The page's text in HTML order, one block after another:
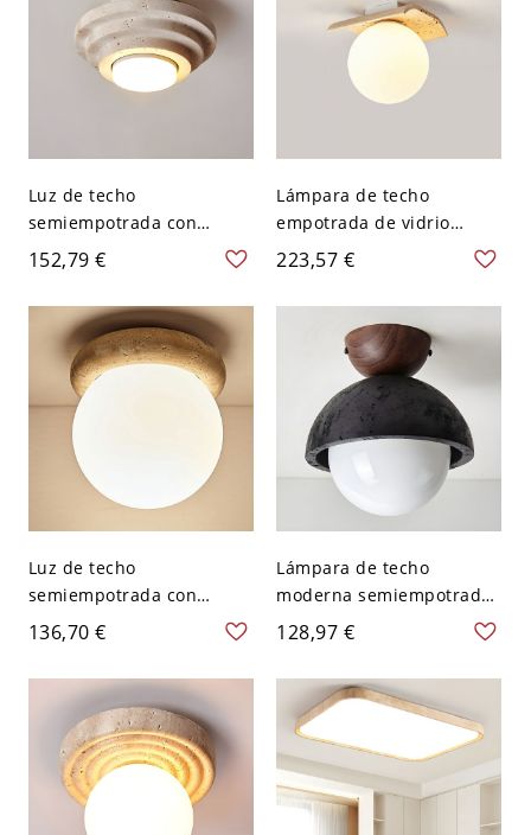
Luz de techo
semiempotrada con
círculo de piedra caqui y
pantalla de piedra blanca
- Estilo asiático - 110 A
120 V
152,79 €
Lámpara de techo
empotrada de vidrio
blanco con globo de
mármol caqui y material
de piedra - 110 A 120 V
17,78 cm
223,57 €
Luz de techo
semiempotrada con
círculo de piedra caqui y
pantalla de vidrio blanco
para tamaños de 5 a 9
pulgadas - 110 A 120 V
136,70 €
Lámpara de techo
moderna semiempotrada
con tazón de piedra negra
y pantalla de vidrio
blanco con bi-pin - 110 A
120 V
128,97 €